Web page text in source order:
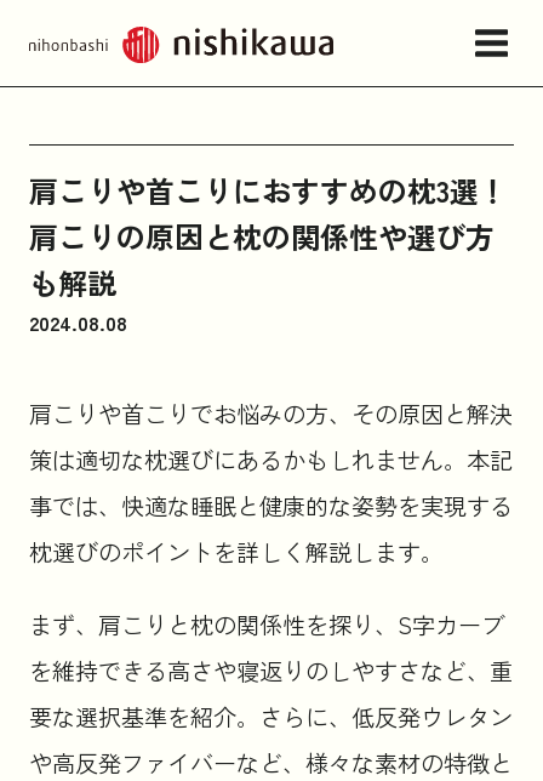
店舗情報・アクセス
ねむりの相談所
日本橋西川について
商品一覧
お問い合わせ
お知らせ
コラム
肩こりや首こりにおすすめの枕3選！
肩こりの原因と枕の関係性や選び方
も解説
2024.08.08
肩こりや首こりでお悩みの方、その原因と解決
策は適切な枕選びにあるかもしれません。本記
事では、快適な睡眠と健康的な姿勢を実現する
枕選びのポイントを詳しく解説します。
まず、肩こりと枕の関係性を探り、S字カーブ
を維持できる高さや寝返りのしやすさなど、重
要な選択基準を紹介。さらに、低反発ウレタン
や高反発ファイバーなど、様々な素材の特徴と